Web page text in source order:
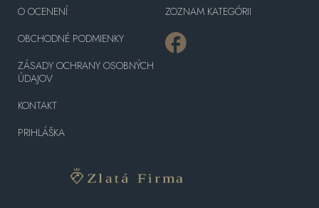
O OCENENÍ
OBCHODNÉ PODMIENKY
ZÁSADY OCHRANY OSOBNÝCH
ÚDAJOV
KONTAKT
PRIHLÁŠKA
ZOZNAM KATEGÓRII